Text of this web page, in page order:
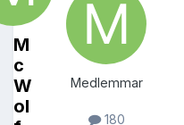
M
c
W
ol
Medlemmar
180